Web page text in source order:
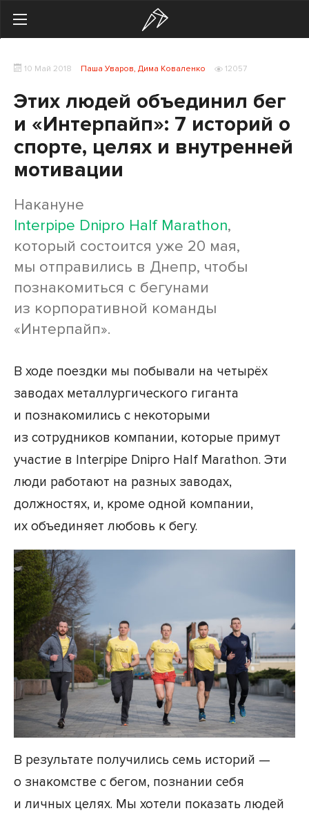
Українська Російська
Здоровье
Тренировки
Мотивация
Питание
Экипировка
Женщинам
10 Май 2018 Паша Уваров, Дима Коваленко 12057
Этих людей объединил бег
и «Интерпайп»: 7 историй о
спорте, целях и внутренней
мотивации
Накануне
Interpipe Dnipro Half Marathon,
который состоится уже 20 мая,
мы отправились в Днепр, чтобы
познакомиться с бегунами
из корпоративной команды
«Интерпайп».
В ходе поездки мы побывали на четырёх
заводах металлургического гиганта
и познакомились с некоторыми
из сотрудников компании, которые примут
участие в Interpipe Dnipro Half Marathon. Эти
люди работают на разных заводах,
должностях, и, кроме одной компании,
их объединяет любовь к бегу.
В результате получились семь историй —
о знакомстве с бегом, познании себя
и личных целях. Мы хотели показать людей